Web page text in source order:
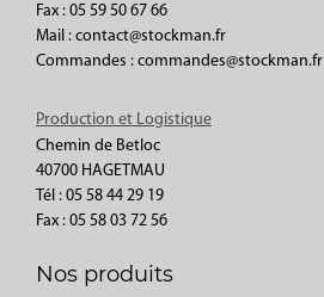
Fax : 05 59 50 67 66
Mail : contact@stockman.fr
Commandes : commandes@stockman.fr
Production et Logistique
Chemin de Betloc
40700 HAGETMAU
Tél : 05 58 44 29 19
Fax : 05 58 03 72 56
Nos produits